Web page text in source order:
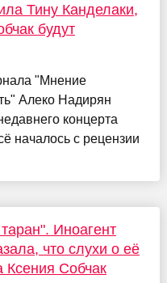
Тину Канделаки,
будут
"Мнение
Алеко Надирян
концерта
началось с рецензии
Иноагент
что слухи о её
Ксения Собчак